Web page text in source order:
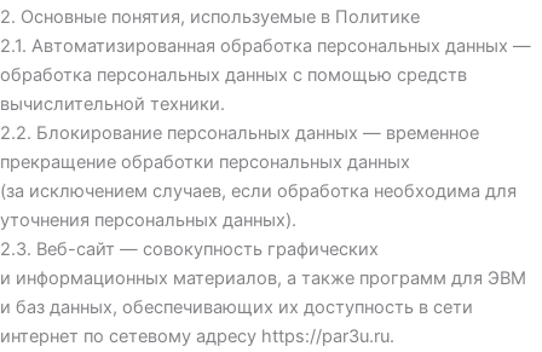
2. Основные понятия, используемые в Политике
2.1. Автоматизированная обработка персональных данных —
обработка персональных данных с помощью средств
вычислительной техники.
2.2. Блокирование персональных данных — временное
прекращение обработки персональных данных
(за исключением случаев, если обработка необходима для
уточнения персональных данных).
2.3. Веб-сайт — совокупность графических
и информационных материалов, а также программ для ЭВМ
и баз данных, обеспечивающих их доступность в сети
интернет по сетевому адресу https://par3u.ru.